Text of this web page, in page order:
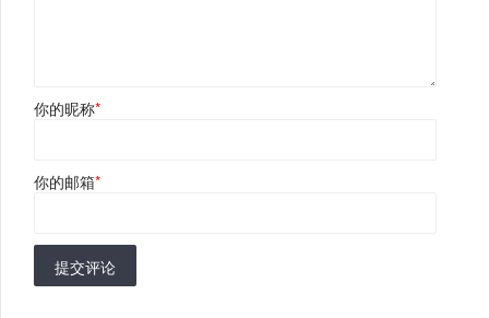
你的昵称*
你的邮箱*
提交评论